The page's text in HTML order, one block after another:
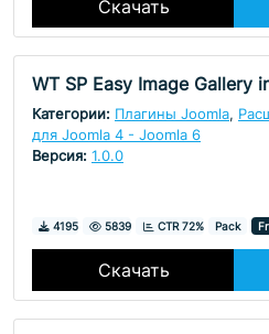
Скачать
WT SP Easy Image Gallery
Категории: Плагины Joomla,
для Joomla 4 - Joomla 6
Версия: 1.0.0
Скачивания
4195 Просмотры
5839 CTR 72% Pack
Скачать